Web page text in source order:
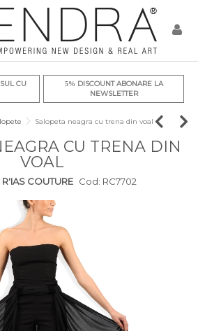
CU 5% DISCOUNT ABONARE LA
NEWSLETTER
Salopeta neagra cu trena din voal
CU TRENA DIN
VOAL
R'IAS COUTURE Cod: RC7702